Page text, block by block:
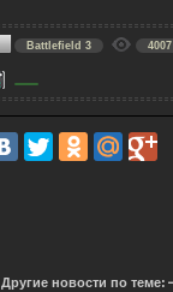
Battlefield 3 4007
Другие новости по теме: